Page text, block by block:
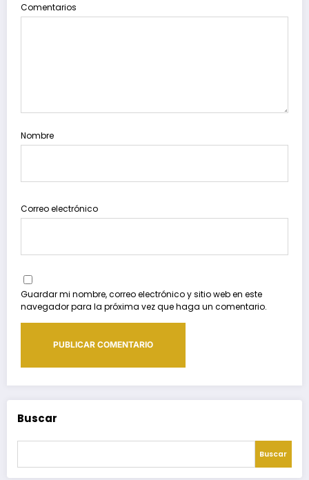
Comentarios
Nombre
Correo electrónico
Guardar mi nombre, correo electrónico y sitio web en este
navegador para la próxima vez que haga un comentario.
Buscar
Buscar